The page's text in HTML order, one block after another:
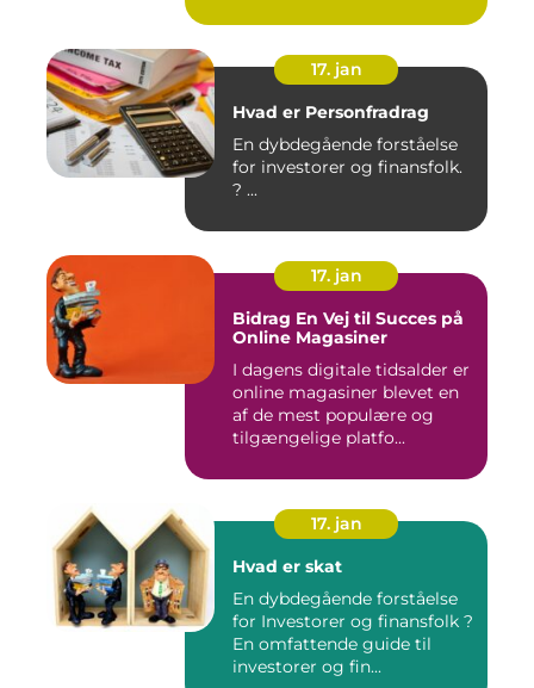
17. jan
Hvad er Personfradrag
En dybdegående forståelse
for investorer og finansfolk.
? ...
17. jan
Bidrag En Vej til Succes på
Online Magasiner
I dagens digitale tidsalder er
online magasiner blevet en
af de mest populære og
tilgængelige platfo...
17. jan
Hvad er skat
En dybdegående forståelse
for Investorer og finansfolk ?
En omfattende guide til
investorer og fin...